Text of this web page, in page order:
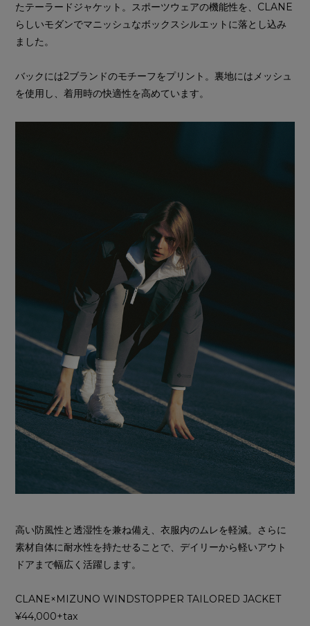
たテーラードジャケット。スポーツウェアの機能性を、CLANE
らしいモダンでマニッシュなボックスシルエットに落とし込み
ました。
バックには2ブランドのモチーフをプリント。裏地にはメッシュ
を使用し、着用時の快適性を高めています。
高い防風性と透湿性を兼ね備え、衣服内のムレを軽減。さらに
素材自体に耐水性を持たせることで、デイリーから軽いアウト
ドアまで幅広く活躍します。
CLANE×MIZUNO WINDSTOPPER TAILORED JACKET
¥44,000+tax